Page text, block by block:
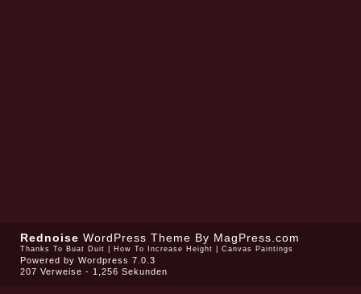
Rednoise WordPress Theme By MagPress.com
Thanks To Buat Duit How To Increase Height Canvas Paintings
Powered by Wordpress 7.0.3
207 Verweise - 1,256 Sekunden